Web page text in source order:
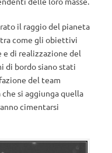
il raggio del pianeta
come gli obiettivi
di realizzazione del
di bordo siano stati
del team
si aggiunga quella
cimentarsi